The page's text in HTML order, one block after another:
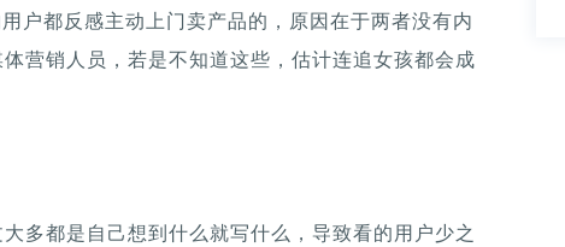
户都反感主动上门卖产品的，原因在于两者没有内
营销人员，若是不知道这些，估计连追女孩都会成
多都是自己想到什么就写什么，导致看的用户少之